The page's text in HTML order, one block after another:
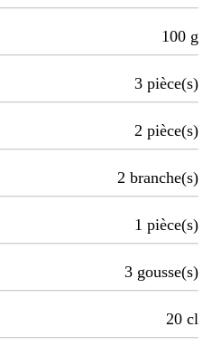
100 g
3 pièce(s)
2 pièce(s)
2 branche(s)
1 pièce(s)
3 gousse(s)
20 cl